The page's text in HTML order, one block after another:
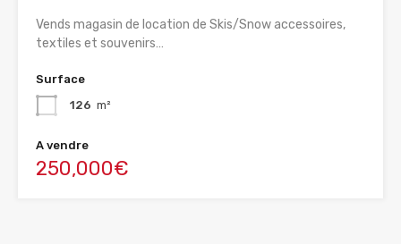
Vends magasin de location de Skis/Snow accessoires,
textiles et souvenirs…
Surface
126 m²
A vendre
250,000€